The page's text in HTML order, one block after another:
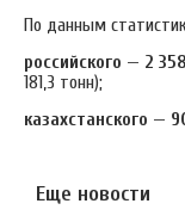
По данным
российского — 2
181,3 тонн);
казахстанского —
Еще новости